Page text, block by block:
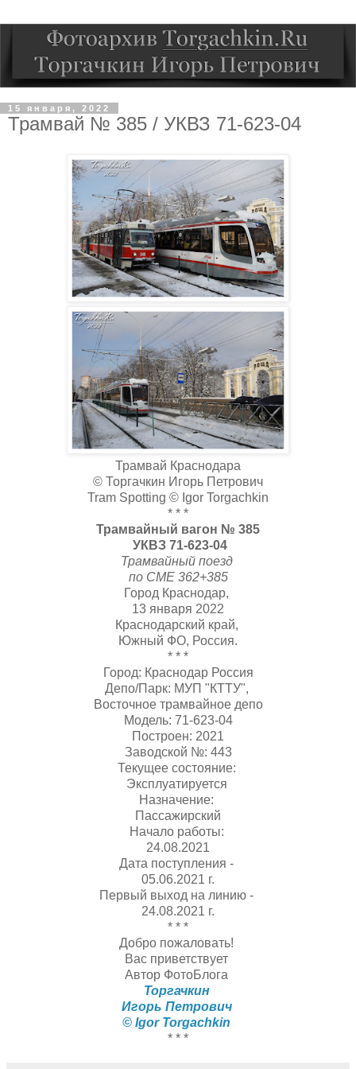
15 января, 2022
Трамвай № 385 / УКВЗ 71-623-04
Трамвай Краснодара
© Торгачкин Игорь Петрович
Tram Spotting © Igor Torgachkin
* * *
Трамвайный вагон № 385
УКВЗ 71-623-04
Трамвайный поезд
по СМЕ 362+385
Город Краснодар,
13 января 2022
Краснодарский край,
Южный ФО, Россия.
* * *
Город: Краснодар Россия
Депо/Парк: МУП "КТТУ",
Восточное трамвайное депо
Модель: 71-623-04
Построен: 2021
Заводской №: 443
Текущее состояние:
Эксплуатируется
Назначение:
Пассажирский
Начало работы:
24.08.2021
Дата поступления -
05.06.2021 г.
Первый выход на линию -
24.08.2021 г.
* * *
Добро пожаловать!
Вас приветствует
Автор ФотоБлога
Торгачкин
Игорь Петрович
© Igor Torgachkin
* * *